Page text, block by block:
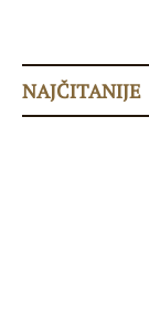
NAJČITANIJE